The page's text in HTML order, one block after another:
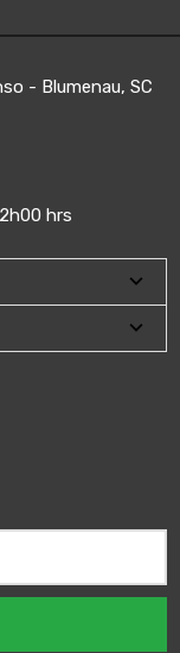
- Blumenau, SC
hrs